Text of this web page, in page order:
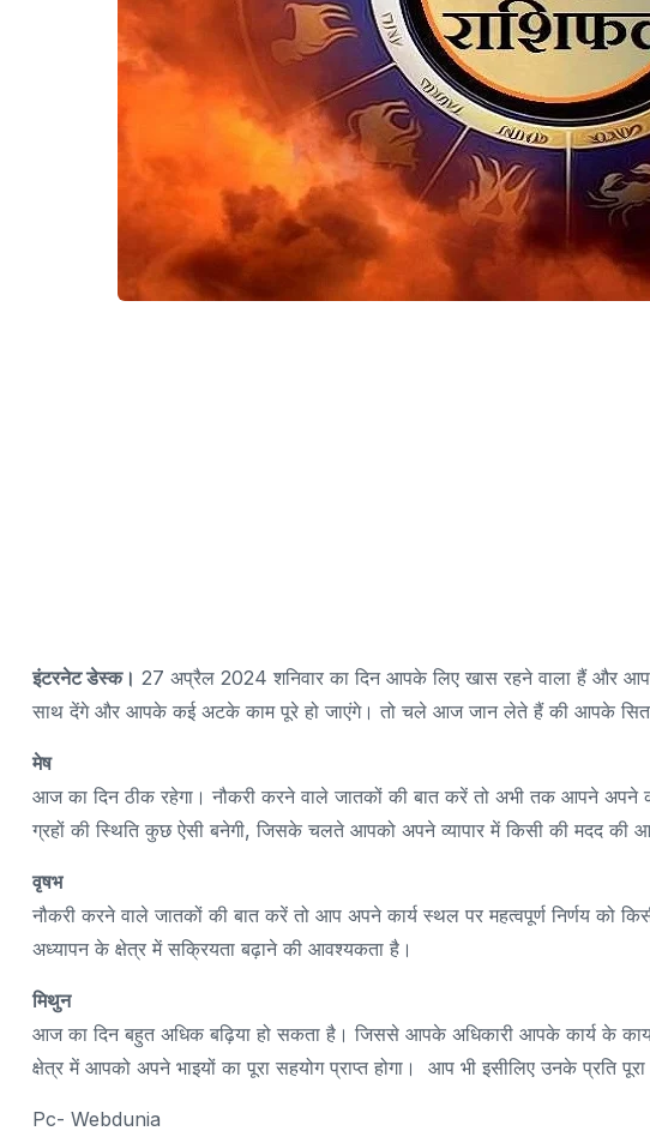
इंटरनेट डेस्क। 27 अप्रैल 2024 शनिवार का दिन आपके लिए खास रहने वाला हैं और
साथ देंगे और आपके कई अटके काम पूरे हो जाएंगे। तो चले आज जान लेते हैं की आपके
मेष
आज का दिन ठीक रहेगा। नौकरी करने वाले जातकों की बात करें तो अभी तक आपने अपने
ग्रहों की स्थिति कुछ ऐसी बनेगी, जिसके चलते आपको अपने व्यापार में किसी की मदद की
वृषभ
नौकरी करने वाले जातकों की बात करें तो आप अपने कार्य स्थल पर महत्वपूर्ण निर्णय को
अध्यापन के क्षेत्र में सक्रियता बढ़ाने की आवश्यकता है।
मिथुन
आज का दिन बहुत अधिक बढ़िया हो सकता है। जिससे आपके अधिकारी आपके कार्य के
क्षेत्र में आपको अपने भाइयों का पूरा सहयोग प्राप्त होगा। आप भी इसीलिए उनके प्रति
Pc- Webdunia